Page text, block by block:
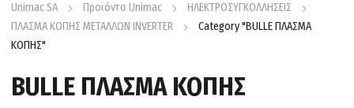
Unimac SA Προϊόντα Unimac
ΗΛΕΚΤΡΟΣΥΓΚΟΛΛΗΣΕΙΣ
ΠΛΑΣΜΑ ΚΟΠΗΣ ΜΕΤΑΛΛΩΝ INVERTER
Category "BULLE ΠΛΑΣΜΑ
ΚΟΠΗΣ"
BULLE ΠΛΑΣΜΑ ΚΟΠΗΣ